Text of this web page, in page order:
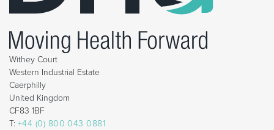
Withey Court
Western Industrial Estate
Caerphilly
United Kingdom
CF83 1BF
T: +44 (0) 800 043 0881